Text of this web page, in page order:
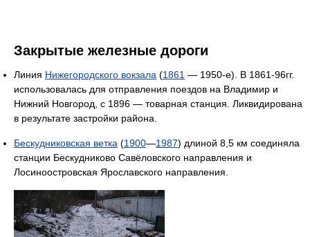
Закрытые железные дороги
Линия Нижегородского вокзала (1861 — 1950-е). В 1861-96гг.
использовалась для отправления поездов на Владимир и
Нижний Новгород, с 1896 — товарная станция. Ликвидирована
в результате застройки района.
Бескудниковская ветка (1900—1987) длиной 8,5 км соединяла
станции Бескудниково Савёловского направления и
Лосиноостровская Ярославского направления.